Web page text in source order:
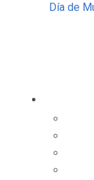
Día de